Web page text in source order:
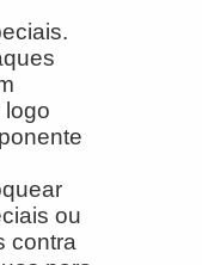
logo
ou
contra